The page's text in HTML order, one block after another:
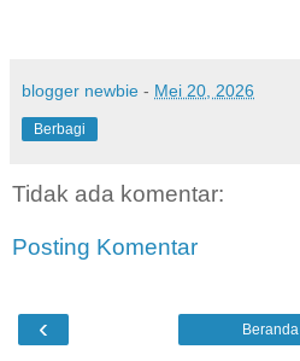
blogger newbie - Mei 20, 2026
Berbagi
Tidak ada komentar:
Posting Komentar
‹ Beranda